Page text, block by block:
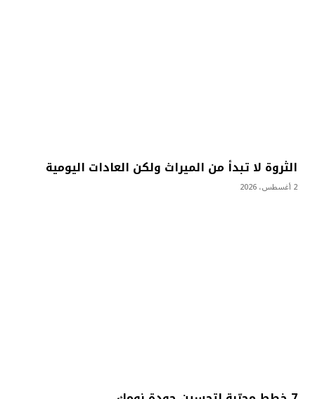
الثروة لا تبدأ من الميراث ولكن العادات اليومية
2 أغسطس، 2026